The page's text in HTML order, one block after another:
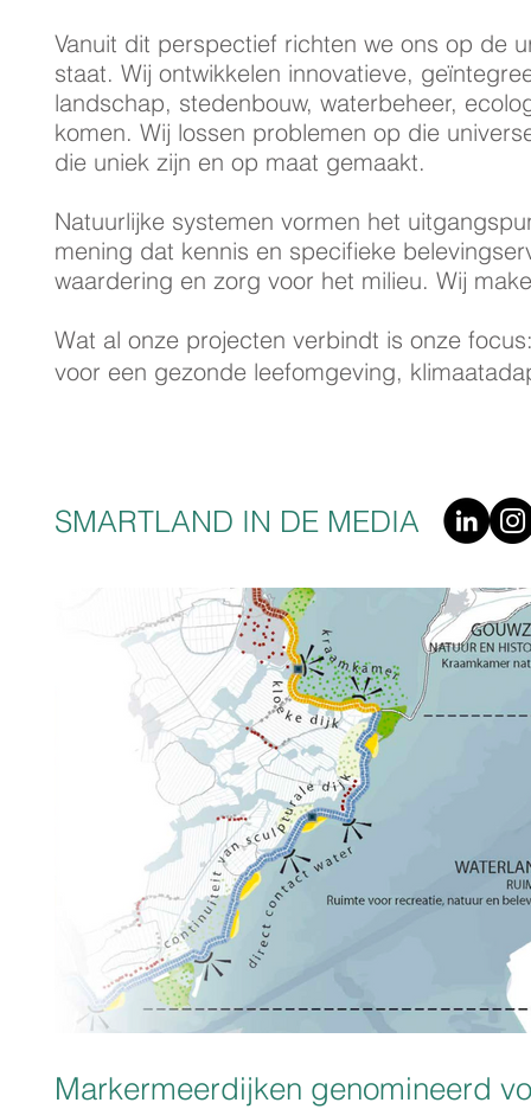
Vanuit dit perspectief richten we ons op de
staat. Wij ontwikkelen innovatieve,
landschap, stedenbouw, waterbeheer,
komen. Wij lossen problemen op die
die uniek zijn en op maat gemaakt.
Natuurlijke systemen vormen het
mening dat kennis en specifieke
waardering en zorg voor het milieu. Wij
Wat al onze projecten verbindt is onze
voor een gezonde leefomgeving,
SMARTLAND IN DE MEDIA
Markermeerdijken genomineerd